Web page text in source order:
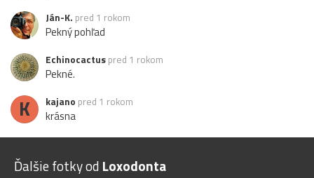
Ján-K. pred 1 rokom
Pekný pohľad
Echinocactus pred 1 rokom
Pekné.
K kajano pred 1 rokom
krásna
Ďalšie fotky od Loxodonta